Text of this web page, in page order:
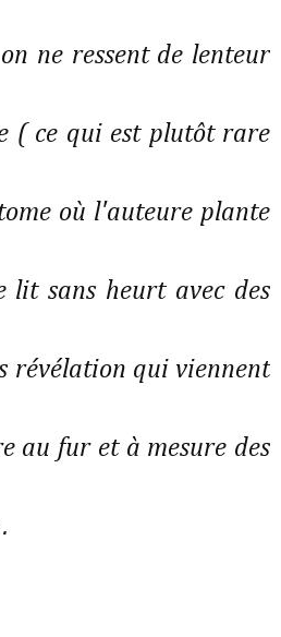
ne ressent de lenteur
( ce qui est plutôt rare
où l'auteure plante
lit sans heurt avec des
révélation qui viennent
au fur et à mesure des